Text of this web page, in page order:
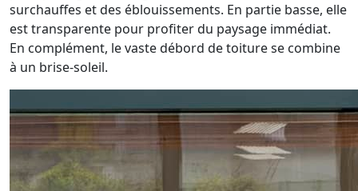
surchauffes et des éblouissements. En partie basse, elle
est transparente pour profiter du paysage immédiat.
En complément, le vaste débord de toiture se combine
à un brise-soleil.